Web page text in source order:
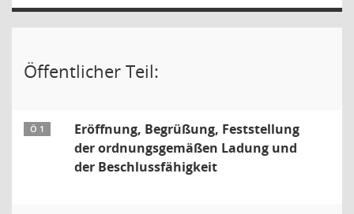
Öffentlicher Teil:
Ö 1
Eröffnung, Begrüßung, Feststellung
der ordnungsgemäßen Ladung und
der Beschlussfähigkeit